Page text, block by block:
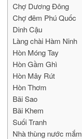
Chợ Dương Đông
Chợ đêm Phú Quốc
Dinh Cậu
Làng chài Hàm Ninh
Hòn Móng Tay
Hòn Gầm Ghì
Hòn Mây Rút
Hòn Thơm
Bãi Sao
Bãi Khem
Suối Tranh
Nhà thùng nước mắm